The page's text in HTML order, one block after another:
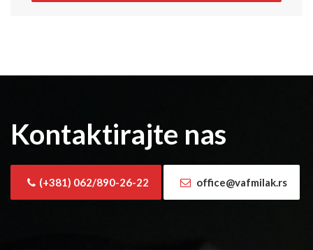
Kontaktirajte nas
(+381) 062/890-26-22 office@vafmilak.rs